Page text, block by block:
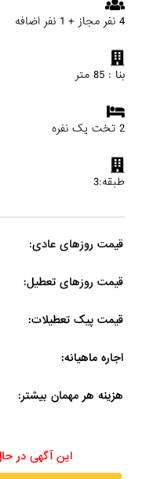
4 نفر مجاز + 1 نفر اضافه
بنا : 85 متر
2 تخت یک نفره
طبقه:3
قیمت روزهای عادی:
قیمت روزهای تعطیل:
قیمت پیک تعطیلات:
اجاره ماهیانه:
هزینه هر مهمان بیشتر:
این آگهی در